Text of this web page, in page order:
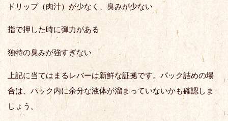
ドリップ（肉汁）が少なく、臭みが少ない
指で押した時に弾力がある
独特の臭みが強すぎない
上記に当てはまるレバーは新鮮な証拠です。パック詰めの場
合は、パック内に余分な液体が溜まっていないかも確認しま
しょう。